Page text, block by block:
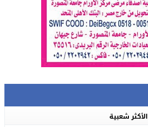
الأكثر شعبية